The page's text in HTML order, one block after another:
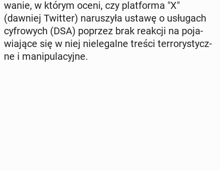
wa­nie, w którym oceni, czy plat­for­ma "X"
(dawniej Twitter) na­ru­szy­ła ustawę o usłu­gach
cy­fro­wych (DSA) poprzez brak reakcji na po­ja­
wia­ją­ce się w niej nie­le­gal­ne treści ter­ro­ry­stycz­
ne i ma­ni­pu­la­cyj­ne.